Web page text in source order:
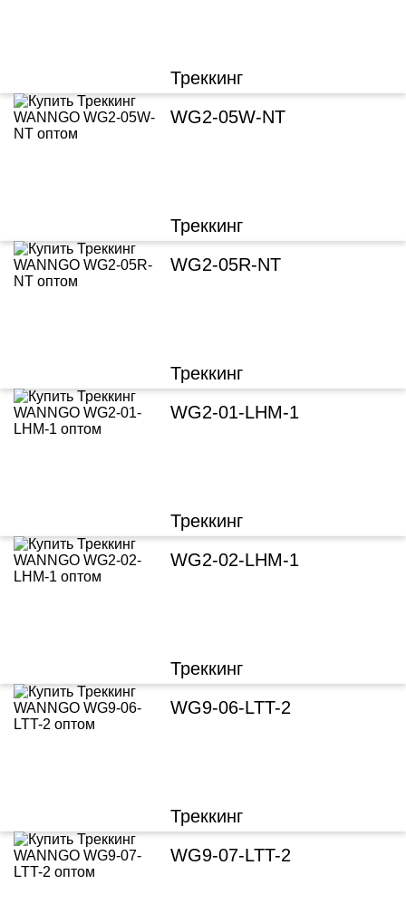
Треккинг
WG2-05W-NT
Треккинг
WG2-05R-NT
Треккинг
WG2-01-LHM-1
Треккинг
WG2-02-LHM-1
Треккинг
WG9-06-LTT-2
Треккинг
WG9-07-LTT-2